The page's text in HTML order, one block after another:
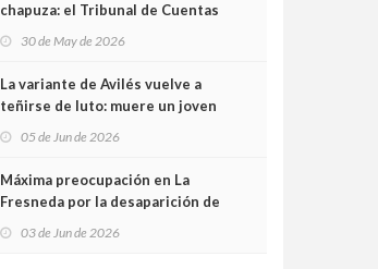
chapuza: el Tribunal de Cuentas
sobrecoste de los trenes que no
cabían por los túneles
30 de May de 2026
La variante de Avilés vuelve a
teñirse de luto: muere un joven
05 de Jun de 2026
Máxima preocupación en La
Fresneda por la desaparición de
03 de Jun de 2026